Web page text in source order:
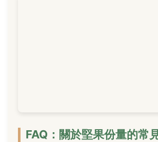
FAQ：關於堅果份量的常